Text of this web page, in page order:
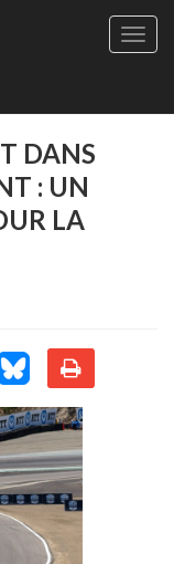
Site
DANS
: UN
LA